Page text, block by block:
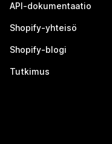
API-dokumentaatio
Shopify-yhteisö
Shopify-blogi
Tutkimus